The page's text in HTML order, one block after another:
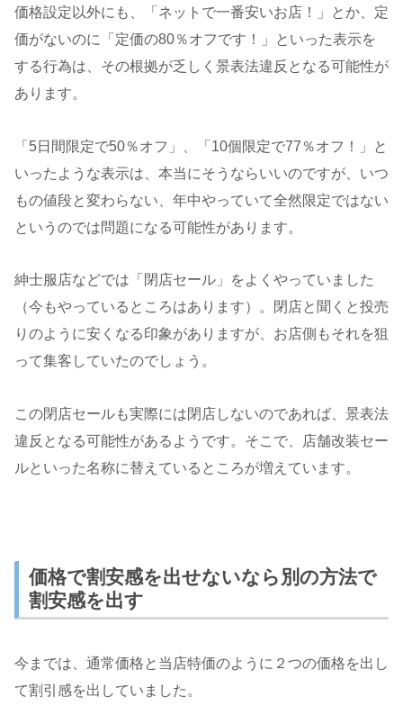
価格設定以外にも、「ネットで一番安いお店！」とか、定
価がないのに「定価の80％オフです！」といった表示を
する行為は、その根拠が乏しく景表法違反となる可能性が
あります。
「5日間限定で50％オフ」、「10個限定で77％オフ！」と
いったような表示は、本当にそうならいいのですが、いつ
もの値段と変わらない、年中やっていて全然限定ではない
というのでは問題になる可能性があります。
紳士服店などでは「閉店セール」をよくやっていました
（今もやっているところはあります）。閉店と聞くと投売
りのように安くなる印象がありますが、お店側もそれを狙
って集客していたのでしょう。
この閉店セールも実際には閉店しないのであれば、景表法
違反となる可能性があるようです。そこで、店舗改装セー
ルといった名称に替えているところが増えています。
価格で割安感を出せないなら別の方法で
割安感を出す
今までは、通常価格と当店特価のように２つの価格を出し
て割引感を出していました。